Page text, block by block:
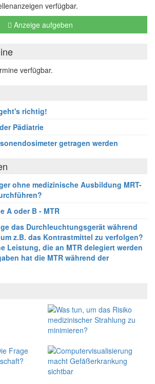
verfügbar.
Anzeige aufgeben
verfügbar.
richtig!
Pädiatrie
getragen werden
ohne medizinische Ausbildung MRT-
A oder B - MTR
das Durchleuchtungsgerät während
z.B. das Kontrastmittel zu verfolgen?
Leistung, die an MTR delegiert werden
hat die MTR während der